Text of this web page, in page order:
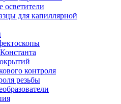
осветители
для капиллярной
контроля
резьбы